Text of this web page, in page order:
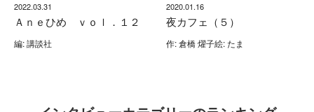
2022.03.31
Ａｎｅひめ ｖｏｌ．１２
編: 講談社
2020.01.16
夜カフェ（５）
作: 倉橋 燿子絵: たま